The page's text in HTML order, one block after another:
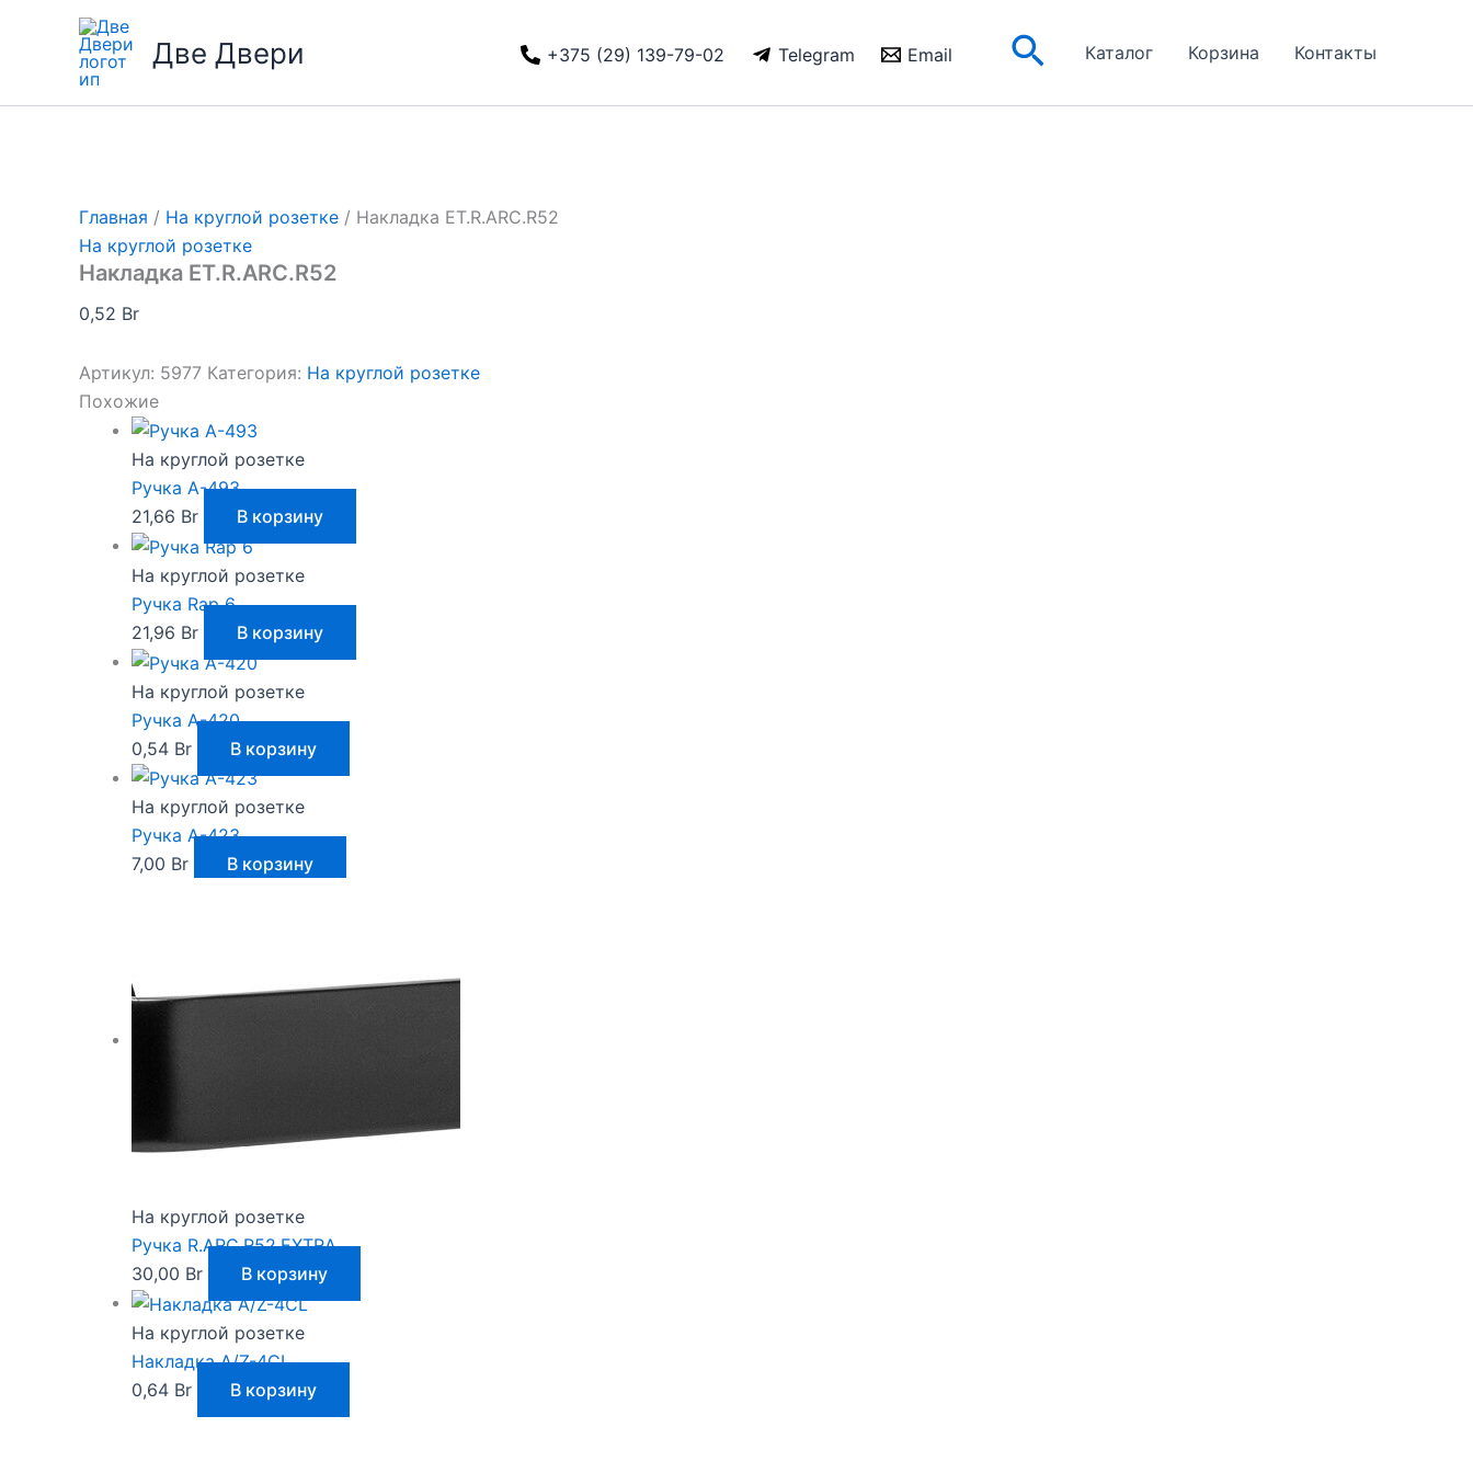
содержимому
Две Двери +375 (29) 139-79-02 Telegram Email ПоискКаталог Корзина Контакты
Главная / На круглой розетке / Накладка ET.R.ARC.R52
На круглой розетке
Накладка ET.R.ARC.R52
0,52 Br
Артикул: 5977 Категория: На круглой розетке
Похожие
На круглой розетке
Ручка A-493
21,66 Br В корзину
На круглой розетке
Ручка Rap 6
21,96 Br В корзину
На круглой розетке
Ручка A-420
0,54 Br В корзину
На круглой розетке
Ручка A-423
7,00 Br В корзину
На круглой розетке
Ручка R.ARC.R52.EXTRA
30,00 Br В корзину
На круглой розетке
Накладка A/Z-4CL
0,64 Br В корзину